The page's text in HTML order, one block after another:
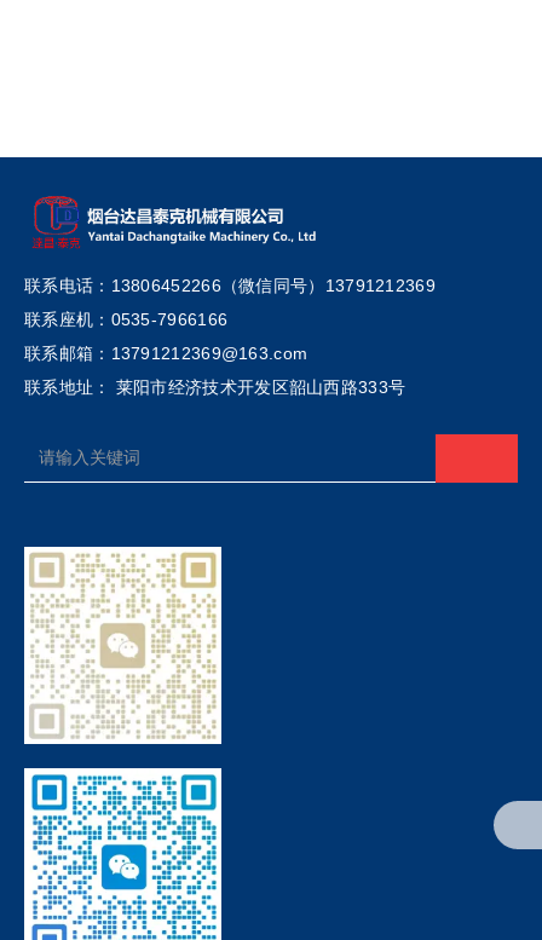
联系电话：13806452266（微信同号）13791212369
联系座机：0535-7966166
联系邮箱：13791212369@163.com
联系地址： 莱阳市经济技术开发区韶山西路333号